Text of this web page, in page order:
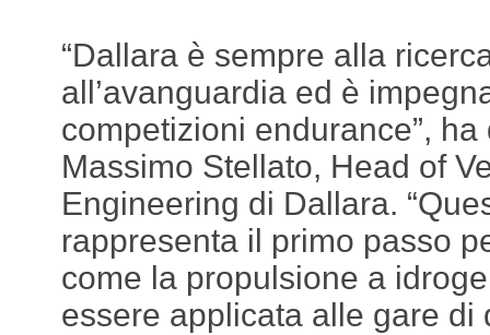
“Dallara è sempre alla
all’avanguardia ed è
competizioni endurance”, ha
Massimo Stellato, Head of
Engineering di Dallara.
rappresenta il primo passo
come la propulsione a
essere applicata alle gare di